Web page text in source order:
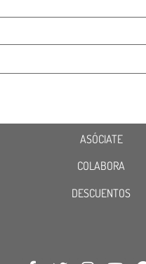
ASÓCIATE
COLABORA
DESCUENTOS